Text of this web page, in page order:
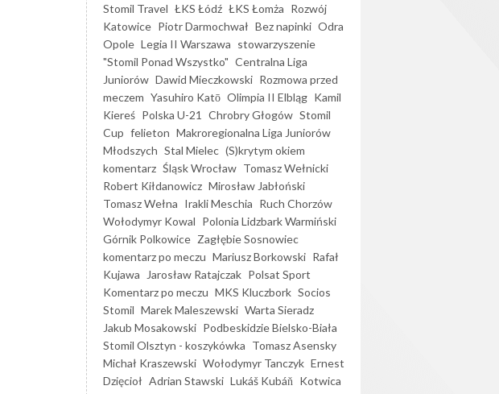
Stomil Travel ŁKS Łódź ŁKS Łomża Rozwój
Katowice Piotr Darmochwał Bez napinki Odra
Opole Legia II Warszawa stowarzyszenie
"Stomil Ponad Wszystko" Centralna Liga
Juniorów Dawid Mieczkowski Rozmowa przed
meczem Yasuhiro Katō Olimpia II Elbląg Kamil
Kiereś Polska U-21 Chrobry Głogów Stomil
Cup felieton Makroregionalna Liga Juniorów
Młodszych Stal Mielec (S)krytym okiem
komentarz Śląsk Wrocław Tomasz Wełnicki
Robert Kiłdanowicz Mirosław Jabłoński
Tomasz Wełna Irakli Meschia Ruch Chorzów
Wołodymyr Kowal Polonia Lidzbark Warmiński
Górnik Polkowice Zagłębie Sosnowiec
komentarz po meczu Mariusz Borkowski Rafał
Kujawa
Jarosław Ratajczak Polsat Sport
Komentarz po meczu MKS Kluczbork Socios
Stomil Marek Maleszewski Warta Sieradz
Jakub Mosakowski Podbeskidzie Bielsko-Biała
Stomil Olsztyn - koszykówka Tomasz Asensky
Michał Kraszewski Wołodymyr Tanczyk Ernest
Dzięcioł Adrian Stawski Lukáš Kubáň Kotwica